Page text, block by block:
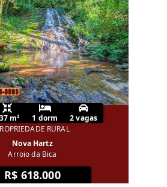
m² 1 dorm
2 vagas
RURAL
Nova Hartz
Arroio da Bica
R$ 618.000